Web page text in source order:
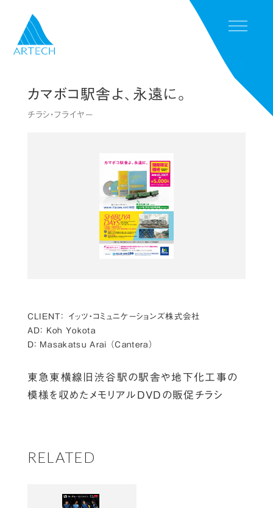
Menu
COMPANY
カマボコ駅舎よ、永遠に。
チラシ・フライヤー
CLIENT：
イッツ・コミュニケーションズ株式会社
AD： Koh Yokota
D： Masakatsu Arai （Cantera）
東急東横線旧渋谷駅の駅舎や地下化工事の
模様を収めたメモリアルDVDの販促チラシ
RELATED